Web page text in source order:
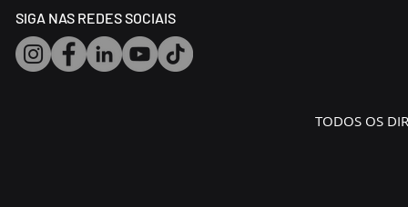
SIGA NAS REDES SOCIAIS
TODOS OS